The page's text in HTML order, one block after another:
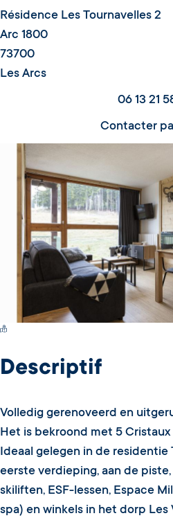
Résidence Les Tournavelles 2
Arc 1800
73700
Les Arcs
06 13 21
Contacter
Switch Carte/Photos
Descriptif
Volledig gerenoveerd en
Het is bekroond met 5 Cristaux
Ideaal gelegen in de residentie
eerste verdieping, aan de
skiliften, ESF-lessen, Espace
spa) en winkels in het dorp Les